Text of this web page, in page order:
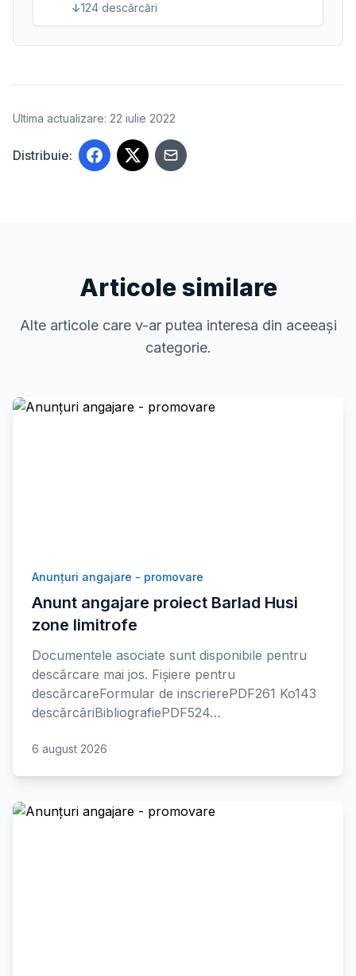
124 descărcări
Ultima actualizare: 22 iulie 2022
Distribuie:
Articole similare
Alte articole care v-ar putea interesa din aceeași
categorie.
Anunțuri angajare - promovare
Anunt angajare proiect Barlad Husi
zone limitrofe
Documentele asociate sunt disponibile pentru
descărcare mai jos. Fișiere pentru
descărcareFormular de inscrierePDF261 Ko143
descărcăriBibliografiePDF524…
6 august 2026